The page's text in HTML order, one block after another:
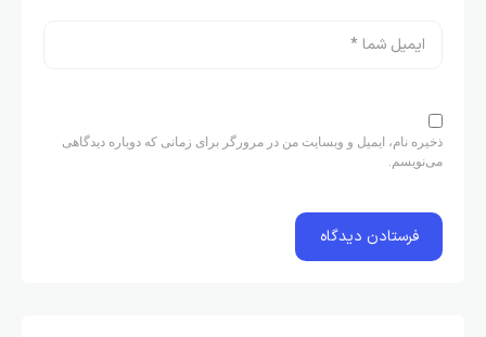
ذخیره نام، ایمیل و وبسایت من در مرورگر برای زمانی که دوباره دیدگاهی
می‌نویسم.